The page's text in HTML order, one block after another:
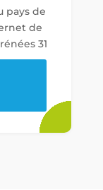
pays de
de
31